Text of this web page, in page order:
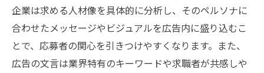
企業は求める人材像を具体的に分析し、そのペルソナに
合わせたメッセージやビジュアルを広告内に盛り込むこ
とで、応募者の関心を引きつけやすくなります。また、
広告の文言は業界特有のキーワードや求職者が共感しや